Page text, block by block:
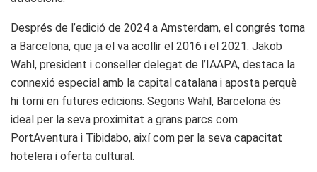
Després de l’edició de 2024 a Amsterdam, el congrés torna
a Barcelona, que ja el va acollir el 2016 i el 2021. Jakob
Wahl, president i conseller delegat de l’IAAPA, destaca la
connexió especial amb la capital catalana i aposta perquè
hi torni en futures edicions. Segons Wahl, Barcelona és
ideal per la seva proximitat a grans parcs com
PortAventura i Tibidabo, així com per la seva capacitat
hotelera i oferta cultural.